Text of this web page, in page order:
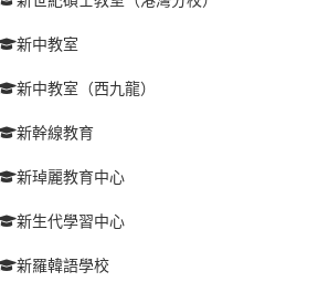
新中教室
新中教室（西九龍）
新幹線教育
新琸麗教育中心
新生代學習中心
新羅韓語學校